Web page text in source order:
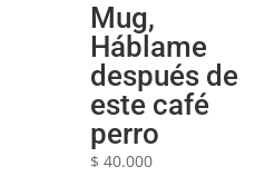
Mug,
Háblame
después de
este café
perro
$ 40.000